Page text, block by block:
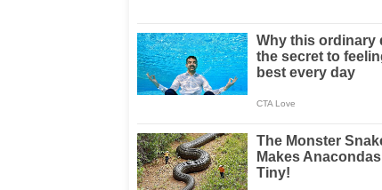
Selama Periode Hari
Raya Idul adha